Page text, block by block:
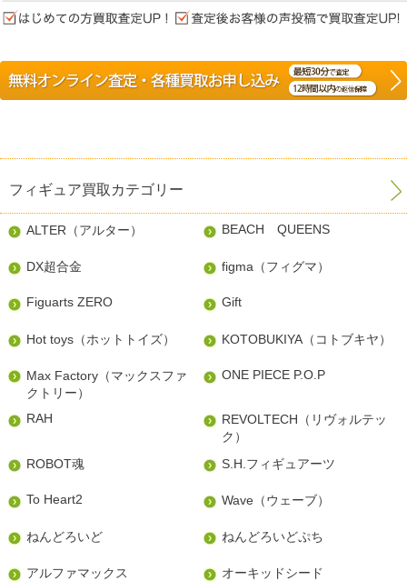
フィギュア買取カテゴリー
ALTER（アルター） BEACH QUEENS
DX超合金 figma（フィグマ）
Figuarts ZERO Gift
Hot toys（ホットトイズ） KOTOBUKIYA（コトブキヤ）
Max Factory（マックスファ
クトリー）
ONE PIECE P.O.P
RAH
REVOLTECH（リヴォルテッ
ク）
ROBOT魂
S.H.フィギュアーツ
To Heart2 Wave（ウェーブ）
ねんどろいど ねんどろいどぷち
アルファマックス オーキッドシード